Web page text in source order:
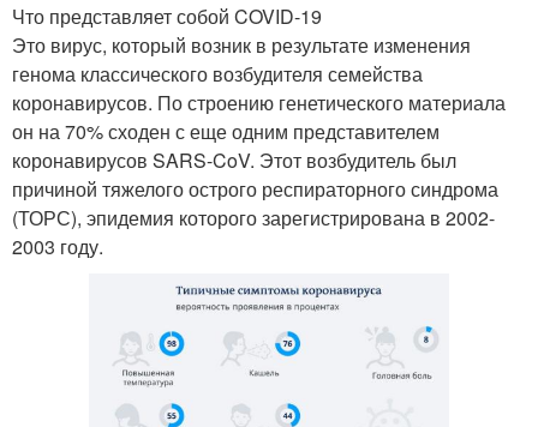
Что представляет собой COVID-19
Это вирус, который возник в результате изменения
генома классического возбудителя семейства
коронавирусов. По строению генетического материала
он на 70% сходен с еще одним представителем
коронавирусов SARS-CoV. Этот возбудитель был
причиной тяжелого острого респираторного синдрома
(ТОРС), эпидемия которого зарегистрирована в 2002-
2003 году.